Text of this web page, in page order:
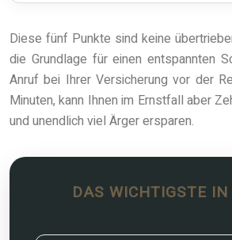
Diese fünf Punkte sind keine
die Grundlage für einen entspannten
Anruf bei Ihrer Versicherung vor der
Minuten, kann Ihnen im Ernstfall aber
und unendlich viel Ärger ersparen.
DAS WICHTIGSTE IN